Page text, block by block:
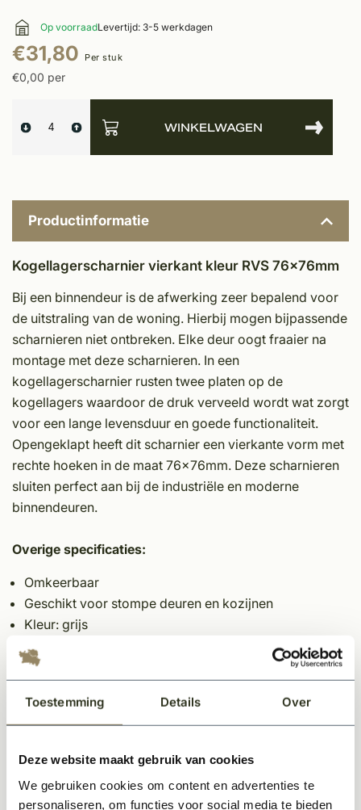
Toestemming Details Over
Deze website maakt gebruik van cookies
We gebruiken cookies om content en advertenties te
personaliseren, om functies voor social media te bieden
Op voorraadLevertijd: 3-5 werkdagen
€31,80 Per stuk
€0,00 per
WINKELWAGEN
Productinformatie
Kogellagerscharnier vierkant kleur RVS 76x76mm
Bij een binnendeur is de afwerking zeer bepalend voor
de uitstraling van de woning. Hierbij mogen bijpassende
scharnieren niet ontbreken. Elke deur oogt fraaier na
mon­tage met deze scharnieren. In een
kogellagerscharnier rusten twee platen op de
kogellagers waardoor de druk verveeld wordt wat zorgt
voor een lange levensduur en goede functionaliteit.
Opengeklapt heeft dit scharnier een vierkante vorm met
rechte hoeken in de maat 76x76mm. Deze scharnieren
sluiten perfect aan bij de industriële en moderne
binnendeuren.
Overige specificaties:
Omkeerbaar
Geschikt voor stompe deuren en kozijnen
Kleur: grijs
Materiaal: RVS geborsteld
Toepassing: binnendeuren
tot 70 kilo.
Zowel links- als rechtsdraaiend toe­pas­baar
Inclusief bevestigingsmateriaal
Met rechte hoeken